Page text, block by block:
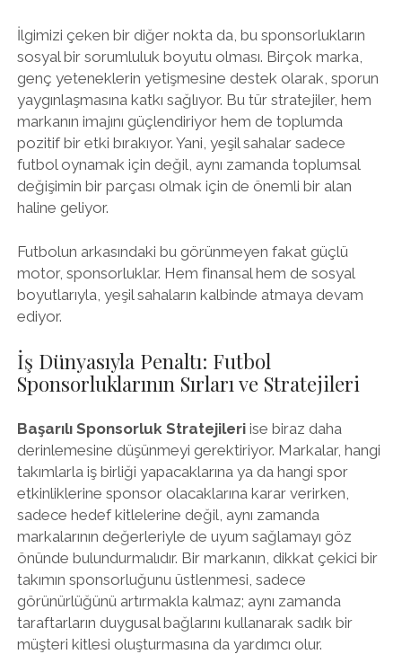
İlgimizi çeken bir diğer nokta da, bu sponsorlukların
sosyal bir sorumluluk boyutu olması. Birçok marka,
genç yeteneklerin yetişmesine destek olarak, sporun
yaygınlaşmasına katkı sağlıyor. Bu tür stratejiler, hem
markanın imajını güçlendiriyor hem de toplumda
pozitif bir etki bırakıyor. Yani, yeşil sahalar sadece
futbol oynamak için değil, aynı zamanda toplumsal
değişimin bir parçası olmak için de önemli bir alan
haline geliyor.
Futbolun arkasındaki bu görünmeyen fakat güçlü
motor, sponsorluklar. Hem finansal hem de sosyal
boyutlarıyla, yeşil sahaların kalbinde atmaya devam
ediyor.
İş Dünyasıyla Penaltı: Futbol
Sponsorluklarının Sırları ve Stratejileri
Başarılı Sponsorluk Stratejileriise biraz daha
derinlemesine düşünmeyi gerektiriyor. Markalar, hangi
takımlarla iş birliği yapacaklarına ya da hangi spor
etkinliklerine sponsor olacaklarına karar verirken,
sadece hedef kitlelerine değil, aynı zamanda
markalarının değerleriyle de uyum sağlamayı göz
önünde bulundurmalıdır. Bir markanın, dikkat çekici bir
takımın sponsorluğunu üstlenmesi, sadece
görünürlüğünü artırmakla kalmaz; aynı zamanda
taraftarların duygusal bağlarını kullanarak sadık bir
müşteri kitlesi oluşturmasına da yardımcı olur.